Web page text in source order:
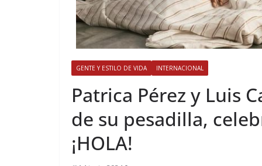
GENTE Y ESTILO DE VIDA INTERNACIONAL
​Patrica Pérez y Luis
de su pesadilla,
¡HOLA!